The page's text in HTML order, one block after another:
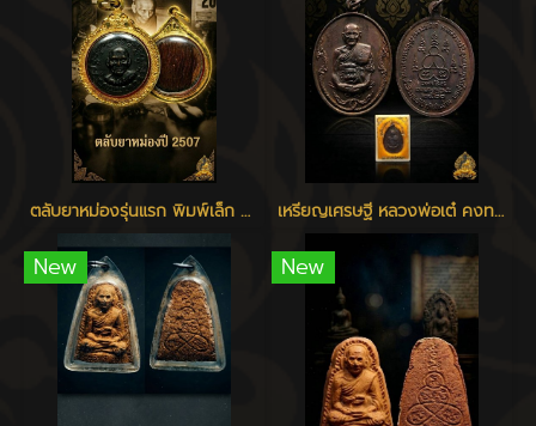
ตลับยาหม่องรุ่นแรก พิมพ์เล็ก หลวงพ่อเต๋ วัดสามง่าม เหรียญเศรษฐี หลวงพ่อเต๋ คงทอง วัดสามง่าม จ.นครปฐม ปี 2520
New New